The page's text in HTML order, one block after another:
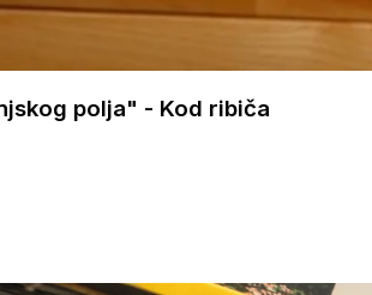
"Izvorno iz Lonjskog polja" - Kod ribiča